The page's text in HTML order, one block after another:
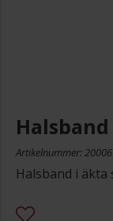
Artikelnummer:
Halsband i